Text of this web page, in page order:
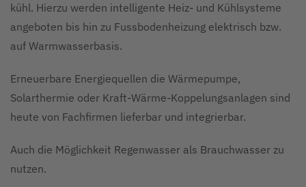
kühl. Hierzu werden intelligente Heiz- und Kühlsysteme
angeboten bis hin zu Fussbodenheizung elektrisch bzw.
auf Warmwasserbasis.
Erneuerbare Energiequellen die Wärmepumpe,
Solarthermie oder Kraft-Wärme-Koppelungsanlagen sind
heute von Fachfirmen lieferbar und integrierbar.
Auch die Möglichkeit Regenwasser als Brauchwasser zu
nutzen.